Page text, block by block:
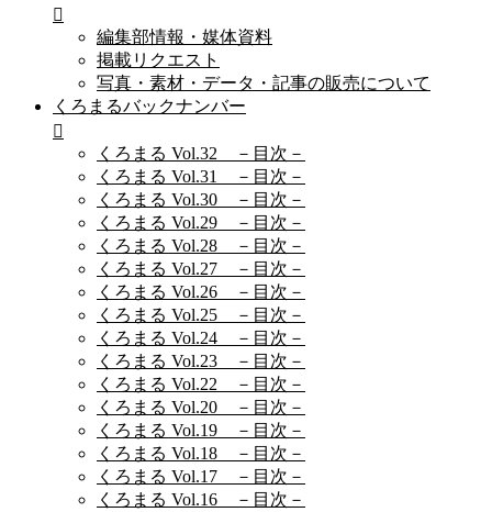
編集部情報・媒体資料
掲載リクエスト
写真・素材・データ・記事の販売について
くろまるバックナンバー
くろまる Vol.32 －目次－
くろまる Vol.31 －目次－
くろまる Vol.30 －目次－
くろまる Vol.29 －目次－
くろまる Vol.28 －目次－
くろまる Vol.27 －目次－
くろまる Vol.26 －目次－
くろまる Vol.25 －目次－
くろまる Vol.24 －目次－
くろまる Vol.23 －目次－
くろまる Vol.22 －目次－
くろまる Vol.20 －目次－
くろまる Vol.19 －目次－
くろまる Vol.18 －目次－
くろまる Vol.17 －目次－
くろまる Vol.16 －目次－